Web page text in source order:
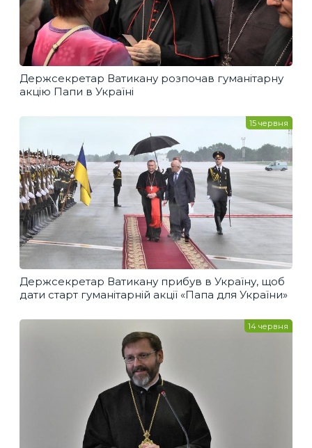
Держсекретар Ватикану розпочав гуманітарну
акцію Папи в Україні
Держсекретар Ватикану прибув в Україну, щоб
дати старт гуманітарній акції «Папа для України»
15 червня
14 червня